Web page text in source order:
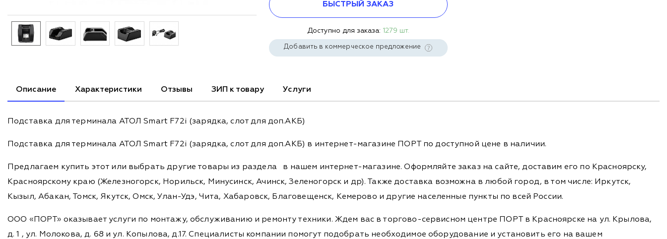
БЫСТРЫЙ ЗАКАЗ
Доступно для заказа: 1279 шт.
Добавить в коммерческое предложение
Описание Характеристики Отзывы ЗИП к товару Услуги
Подставка для терминала АТОЛ Smart F72i (зарядка, слот для доп.АКБ)
Подставка для терминала АТОЛ Smart F72i (зарядка, слот для доп.АКБ) в интернет-магазине ПОРТ по доступной цене в наличии.
Предлагаем купить этот или выбрать другие товары из раздела
в нашем интернет-магазине. Оформляйте заказ на сайте, доставим его по Красноярску,
Красноярскому краю (Железногорск, Норильск, Минусинск, Ачинск, Зеленогорск и др). Также доставка возможна в любой город, в том числе: Иркутск,
Кызыл, Абакан, Томск, Якутск, Омск, Улан-Удэ, Чита, Хабаровск, Благовещенск, Кемерово и другие населенные пункты по всей России.
ООО «ПОРТ» оказывает услуги по монтажу, обслуживанию и ремонту техники. Ждем вас в торгово-сервисном центре ПОРТ в Красноярске на ул. Крылова,
д. 1 , ул. Молокова, д. 68 и ул. Копылова, д.17. Специалисты компании помогут подобрать необходимое оборудование и установить его на вашем